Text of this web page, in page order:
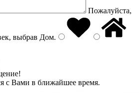
Пожалуйста,
выбрав Дом.
с Вами в ближайшее время.